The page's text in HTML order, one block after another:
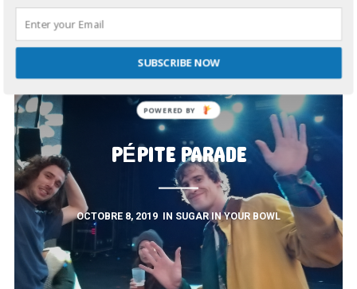
PÉPITE PARADE
OCTOBRE 8, 2019 IN SUGAR IN YOUR BOWL
SUBSCRIBE NOW